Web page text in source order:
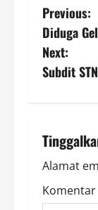
P
o
s
n
a
v
Previous:
Diduga
Next:
Subdit
Alamat
Komentar